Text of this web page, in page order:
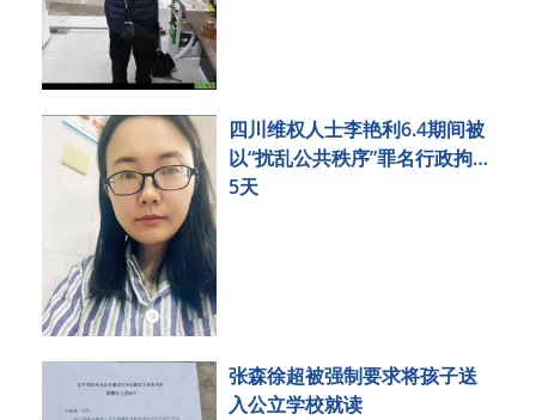
四川维权人士李艳利6.4期间被
以“扰乱公共秩序”罪名行政拘留
5天
张森徐超被强制要求将孩子送
入公立学校就读